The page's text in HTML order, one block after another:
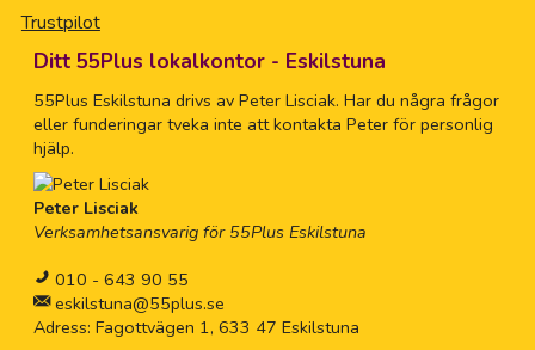
Trustpilot
Ditt 55Plus lokalkontor - Eskilstuna
55Plus Eskilstuna drivs av Peter Lisciak. Har du några frågor
eller funderingar tveka inte att kontakta Peter för personlig
hjälp.
Peter Lisciak
Verksamhetsansvarig för 55Plus Eskilstuna
010 - 643 90 55
eskilstuna@55plus.se
Adress: Fagottvägen 1, 633 47 Eskilstuna